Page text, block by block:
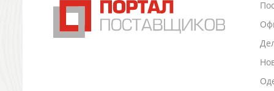
Промо
Антистрессы